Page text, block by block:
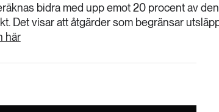
bidra med upp emot 20 procent av
Det visar att åtgärder som begränsar
här